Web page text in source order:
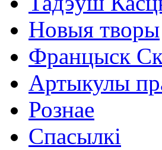
Новыя творы
Францыск
Артыкулы
Рознае
Спасылкі